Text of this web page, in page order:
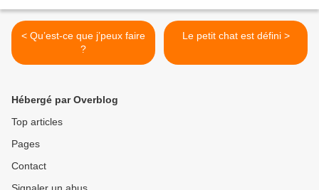
< Qu’est-ce que j’peux faire
?
Le petit chat est défini >
Hébergé par Overblog
Top articles
Pages
Contact